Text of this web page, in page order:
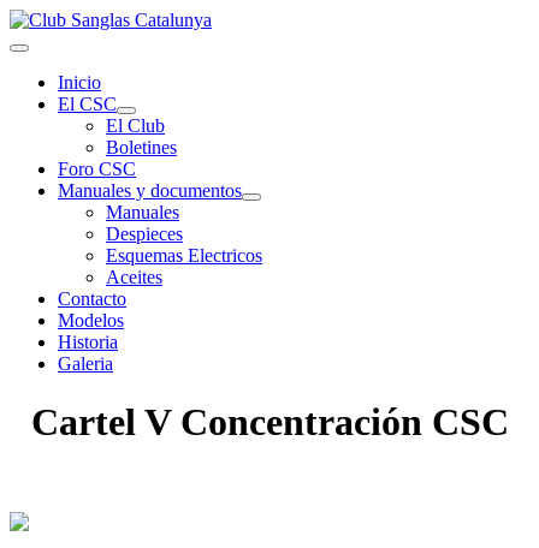
Inicio
El CSC
El Club
Boletines
Foro CSC
Manuales y documentos
Manuales
Despieces
Esquemas Electricos
Aceites
Contacto
Modelos
Historia
Galeria
Cartel V Concentración CSC